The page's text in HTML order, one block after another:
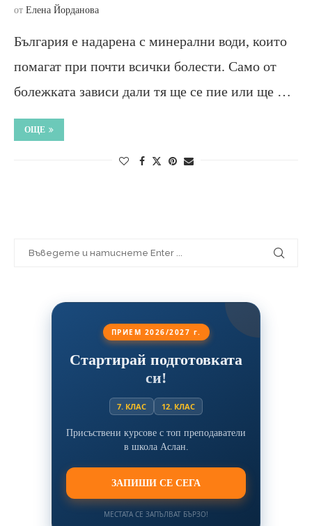
от Елена Йорданова
България е надарена с минерални води, които
помагат при почти всички болести. Само от
болежката зависи дали тя ще се пие или ще …
ОЩЕ
ПРИЕМ 2026/2027 г.
Стартирай подготовката
си!
7. КЛАС 12. КЛАС
Присъствени курсове с топ преподаватели
в школа Аслан.
ЗАПИШИ СЕ СЕГА
МЕСТАТА СЕ ЗАПЪЛВАТ БЪРЗО!